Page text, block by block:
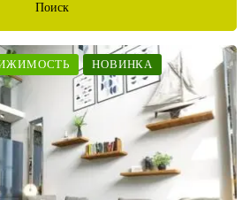
Поиск
НОВИНКА